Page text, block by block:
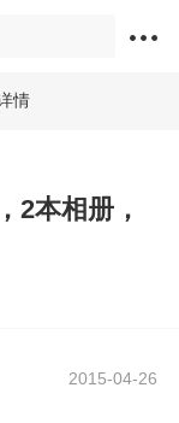
情
2本相册，
2015-04-26